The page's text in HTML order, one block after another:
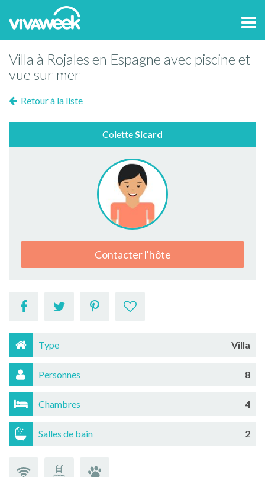
Villa à Rojales en Espagne avec piscine et
vue sur mer
Retour à la liste
ColetteSicard
Contacter l'hôte
Type Villa
Personnes 8
Chambres 4
Salles de bain 2